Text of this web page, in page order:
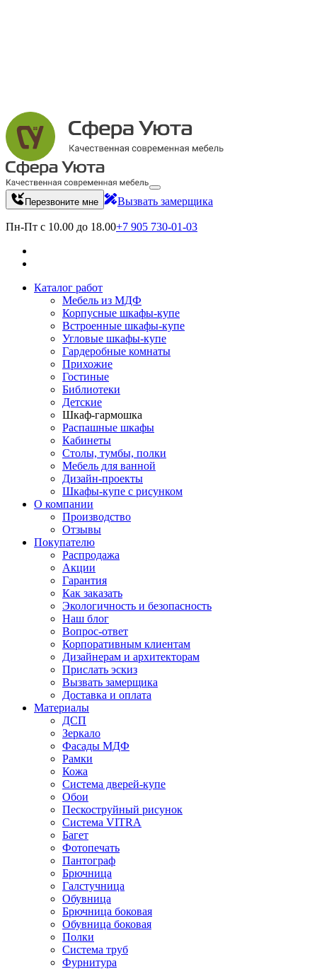
Перезвоните мне Вызвать замерщика
Пн-Пт с 10.00 до 18.00+7 905 730-01-03
Каталог работ
Мебель из МДФ
Корпусные шкафы-купе
Встроенные шкафы-купе
Угловые шкафы-купе
Гардеробные комнаты
Прихожие
Гостиные
Библиотеки
Детские
Шкаф-гармошка
Распашные шкафы
Кабинеты
Столы, тумбы, полки
Мебель для ванной
Дизайн-проекты
Шкафы-купе с рисунком
О компании
Производство
Отзывы
Покупателю
Распродажа
Акции
Гарантия
Как заказать
Экологичность и безопасность
Наш блог
Вопрос-ответ
Корпоративным клиентам
Дизайнерам и архитекторам
Прислать эскиз
Вызвать замерщика
Доставка и оплата
Материалы
ДСП
Зеркало
Фасады МДФ
Рамки
Кожа
Система дверей-купе
Обои
Пескоструйный рисунок
Система VITRA
Багет
Фотопечать
Пантограф
Брючница
Галстучница
Обувница
Брючница боковая
Обувница боковая
Полки
Система труб
Фурнитура